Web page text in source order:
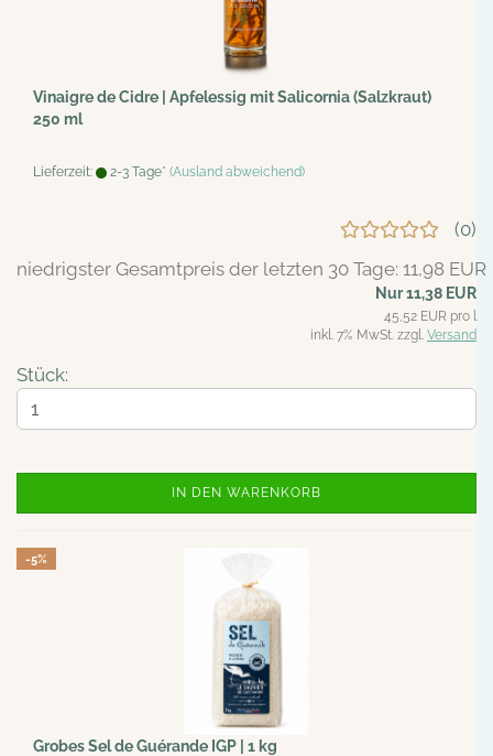
Vinaigre de Cidre | Apfelessig mit Salicornia (Salzkraut)
250 ml
Lieferzeit: 2-3 Tage* (Ausland abweichend)
0
niedrigster Gesamtpreis der letzten 30 Tage: 11,98 EUR
Nur 11,38 EUR
45,52 EUR pro l
inkl. 7% MwSt. zzgl. Versand
Stück:
IN DEN WARENKORB
-5%
Grobes Sel de Guérande IGP | 1 kg